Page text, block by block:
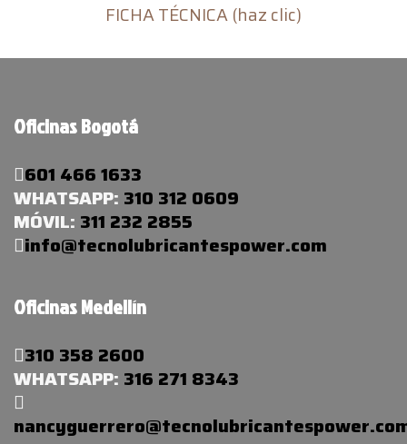
FICHA TÉCNICA (haz clic)
Oficinas Bogotá
601 466 1633
WHATSAPP: 310 312 0609
MÓVIL: 311 232 2855
info@tecnolubricantespower.com
Oficinas Medellín
310 358 2600
WHATSAPP: 316 271 8343